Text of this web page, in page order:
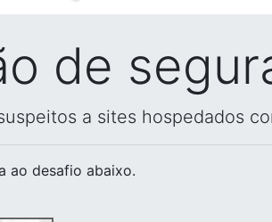
de
a sites hospedados
ao desafio abaixo.